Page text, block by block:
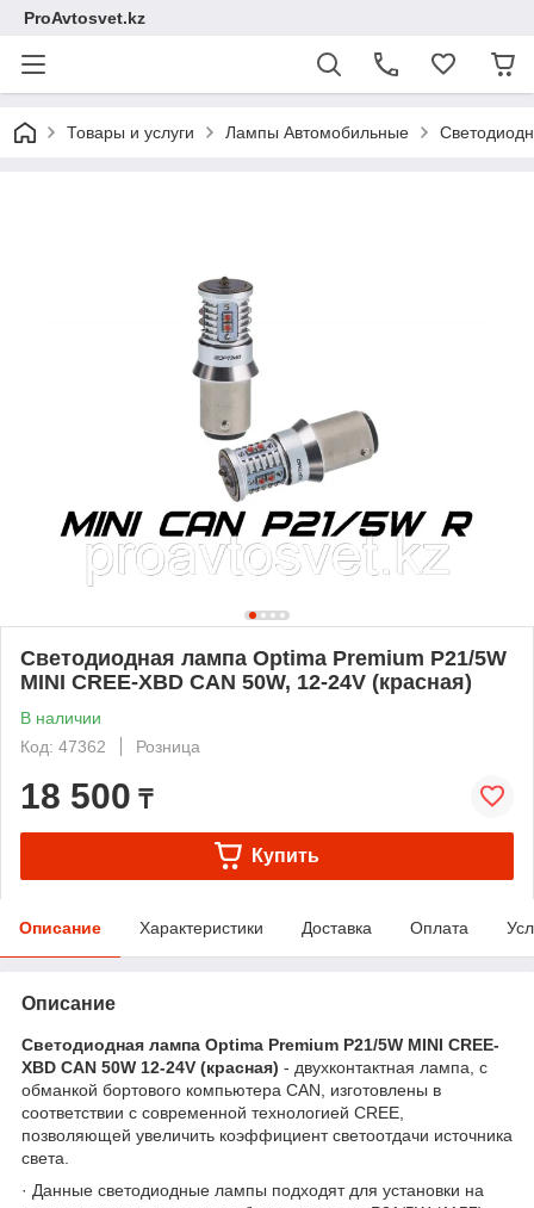
ProAvtosvet.kz
Товары и услуги Лампы Автомобильные
Светодиодная лампа Optima Premium P21/5W
MINI CREE-XBD CAN 50W, 12-24V (красная)
В наличии
Код: 47362
Розница
18 500 ₸
Купить
Описание Характеристики Доставка Оплата
Описание
Светодиодная лампа Optima Premium P21/5W MINI CREE-
XBD CAN 50W 12-24V (красная) - двухконтактная лампа, с
обманкой бортового компьютера CAN, изготовлены в
соответствии с современной технологией CREE,
позволяющей увеличить коэффициент светоотдачи источника
света.
· Данные светодиодные лампы подходят для установки на